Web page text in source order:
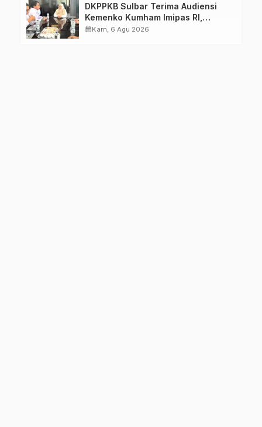
DKPPKB Sulbar Terima Audiensi
Kemenko Kumham Imipas RI,
Perkuat Pelayanan Kesehatan bagi
calendar_monthKam, 6 Agu 2026